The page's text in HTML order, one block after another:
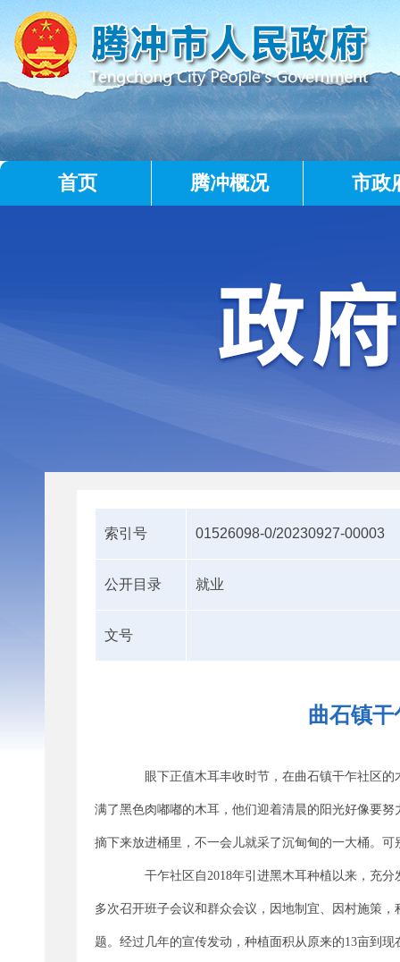
首页 腾冲概况 市政
索引号 01526098-0/20230927-00003
公开目录 就业
文号
曲石镇
眼下正值木耳丰收时节，在曲石镇干乍社区的
满了黑色肉嘟嘟的木耳，他们迎着清晨的阳光好像要
摘下来放进桶里，不一会儿就采了沉甸甸的一大桶。
干乍社区自2018年引进黑木耳种植以来，充分
多次召开班子会议和群众会议，因地制宜、因村施策
题。经过几年的宣传发动，种植面积从原来的13亩到